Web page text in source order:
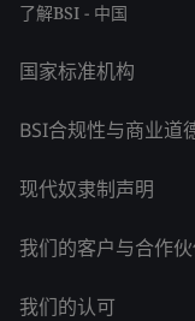
了解BSI - 中国
国家标准机构
BSI合规性与商业道
现代奴隶制声明
我们的客户与合作
我们的认可